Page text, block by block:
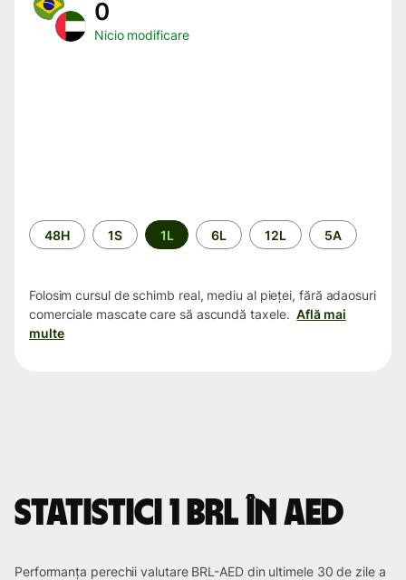
0
Nicio modificare
Perioada
48H 1S 1L 6L 12L 5A
Folosim cursul de schimb real, mediu al pieței, fără adaosuri
comerciale mascate care să ascundă taxele. Află mai
multe
Statistici 1 BRL în AED
Performanța perechii valutare BRL-AED din ultimele 30 de zile a